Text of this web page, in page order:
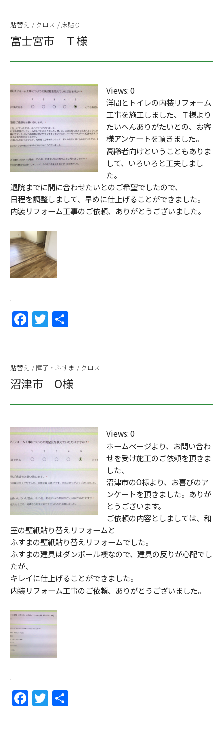
e
b
o
k
er
貼替え / クロス /床貼り
富士宮市 Ｔ様
Views: 0
洋間とトイレの内装リフォーム
工事を施工しました、Ｔ様より
たいへんありがたいとの、お客
様アンケートを頂きました。
高齢者向けということもありま
して、いろいろと工夫しまし
た。
退院までに間に合わせたいとのご希望でしたので、
日程を調整しまして、早めに仕上げることができました。
内装リフォーム工事のご依頼、ありがとうございました。
F
a
e
b
o
k
T
w
er
貼替え / 障子・ふすま / クロス
沼津市 O様
Views: 0
ホームページより、お問い合わ
せを受け施工のご依頼を頂きま
した、
沼津市のO様より、お喜びのア
ンケートを頂きました。ありが
とうございます。
ご依頼の内容としましては、和
室の壁紙貼り替えリフォームと
ふすまの壁紙貼り替えリフォームでした。
ふすまの建具はダンボール襖なので、建具の反りが心配でし
たが、
キレイに仕上げることができました。
内装リフォーム工事のご依頼、ありがとうございました。
F
a
T
w